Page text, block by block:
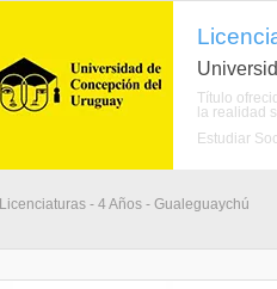
Título
la realidad
Estudiar
Licenciaturas - 4 Años - Gualeguaychú